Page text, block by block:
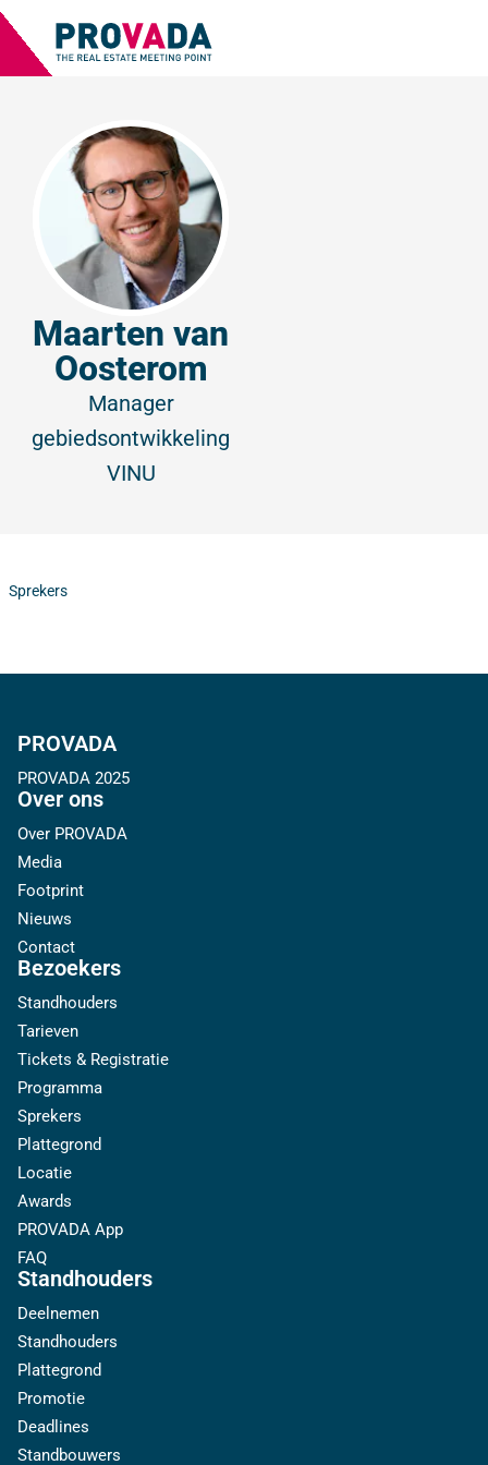
Maarten van
Oosterom
Manager
gebiedsontwikkeling
VINU
Sprekers
PROVADA
PROVADA 2025
Over ons
Over PROVADA
Media
Footprint
Nieuws
Contact
Bezoekers
Standhouders
Tarieven
Tickets & Registratie
Programma
Sprekers
Plattegrond
Locatie
Awards
PROVADA App
FAQ
Standhouders
Deelnemen
Standhouders
Plattegrond
Promotie
Deadlines
Standbouwers